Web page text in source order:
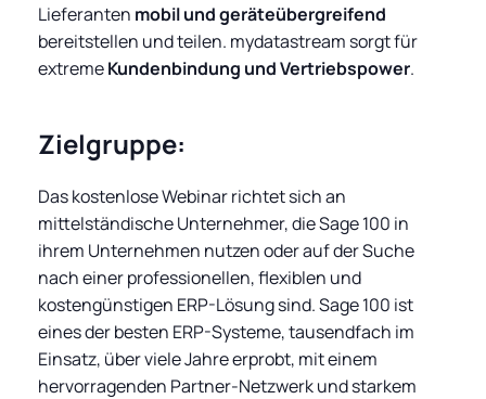
Lieferanten mobil und geräteübergreifend
bereitstellen und teilen. mydatastream sorgt für
extremeKundenbindung und Vertriebspower.
Zielgruppe:
Das kostenlose Webinar richtet sich an
mittelständische Unternehmer, die Sage 100 in
ihrem Unternehmen nutzen oder auf der Suche
nach einer professionellen, flexiblen und
kostengünstigen ERP-Lösung sind. Sage 100 ist
eines der besten ERP-Systeme, tausendfach im
Einsatz, über viele Jahre erprobt, mit einem
hervorragenden Partner-Netzwerk und starkem